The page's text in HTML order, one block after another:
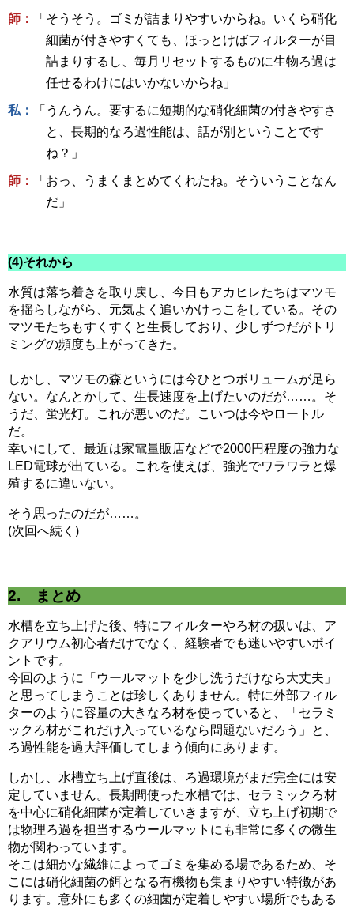
師：
「そうそう。ゴミが詰まりやすいからね。いくら硝化
細菌が付きやすくても、ほっとけばフィルターが目
詰まりするし、毎月リセットするものに生物ろ過は
任せるわけにはいかないからね」
私：
「うんうん。要するに短期的な硝化細菌の付きやすさ
と、長期的なろ過性能は、話が別ということです
ね？」
師：
「おっ、うまくまとめてくれたね。そういうことなん
だ」
(4)それから
水質は落ち着きを取り戻し、今日もアカヒレたちはマツモ
を揺らしながら、元気よく追いかけっこをしている。その
マツモたちもすくすくと生長しており、少しずつだがトリ
ミングの頻度も上がってきた。
しかし、マツモの森というには今ひとつボリュームが足ら
ない。なんとかして、生長速度を上げたいのだが……。そ
うだ、蛍光灯。これが悪いのだ。こいつは今やロートル
だ。
幸いにして、最近は家電量販店などで2000円程度の強力な
LED電球が出ている。これを使えば、強光でワラワラと爆
殖するに違いない。
そう思ったのだが……。
(次回へ続く)
2. まとめ
水槽を立ち上げた後、特にフィルターやろ材の扱いは、ア
クアリウム初心者だけでなく、経験者でも迷いやすいポイ
ントです。
今回のように「ウールマットを少し洗うだけなら大丈夫」
と思ってしまうことは珍しくありません。特に外部フィル
ターのように容量の大きなろ材を使っていると、「セラミ
ックろ材がこれだけ入っているなら問題ないだろう」と、
ろ過性能を過大評価してしまう傾向にあります。
しかし、水槽立ち上げ直後は、ろ過環境がまだ完全には安
定していません。長期間使った水槽では、セラミックろ材
を中心に硝化細菌が定着していきますが、立ち上げ初期で
は物理ろ過を担当するウールマットにも非常に多くの微生
物が関わっています。
そこは細かな繊維によってゴミを集める場であるため、そ
こには硝化細菌の餌となる有機物も集まりやすい特徴があ
ります。意外にも多くの細菌が定着しやすい場所でもある